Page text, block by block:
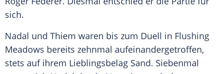
sich.
Nadal und Thiem waren bis zum Duell in Flushing
Meadows bereits zehnmal aufeinandergetroffen,
stets auf ihrem Lieblingsbelag Sand. Siebenmal